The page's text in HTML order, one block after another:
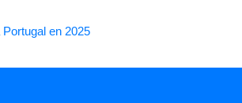
en 2025